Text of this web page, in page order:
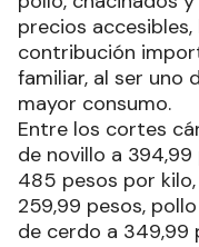
precios
contribución
familiar, al ser uno
mayor consumo.
Entre los cortes
de novillo a
485 pesos por
259,99 pesos,
de cerdo a 349,99